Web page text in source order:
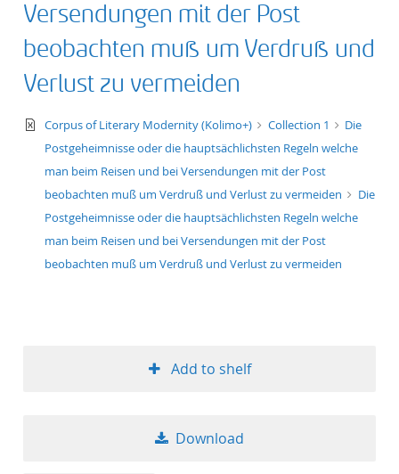
format
publication date
20
Versendungen mit der Post
beobachten muß um Verdruß und
Verlust zu vermeiden
text/xml
Corpus of Literary Modernity (Kolimo+) Collection 1
Die
Postgeheimnisse oder die hauptsächlichsten Regeln welche
man beim Reisen und bei Versendungen mit der Post
beobachten muß um Verdruß und Verlust zu vermeiden
Die
Postgeheimnisse oder die hauptsächlichsten Regeln welche
man beim Reisen und bei Versendungen mit der Post
beobachten muß um Verdruß und Verlust zu vermeiden
Add to shelf
Download